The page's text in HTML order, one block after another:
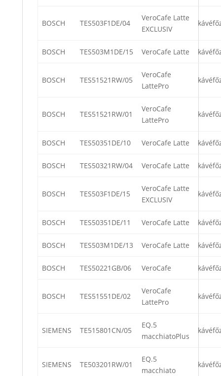
BOSCH TES503F1DE/04
VeroCafe Latte
EXCLUSIV
BOSCH TES503M1DE/15 VeroCafe Latte
BOSCH TES51521RW/05
VeroCafe
LattePro
BOSCH TES51521RW/01
VeroCafe
LattePro
BOSCH TES50351DE/10 VeroCafe Latte
BOSCH TES50321RW/04 VeroCafe Latte
BOSCH TES503F1DE/15
VeroCafe Latte
EXCLUSIV
BOSCH TES50351DE/11 VeroCafe Latte
BOSCH TES503M1DE/13 VeroCafe Latte
BOSCH TES50221GB/06 VeroCafe
BOSCH TES51551DE/02
VeroCafe
LattePro
SIEMENS TE515801CN/05
EQ.5
macchiatoPlus
SIEMENS TE503201RW/01
EQ.5
macchiato